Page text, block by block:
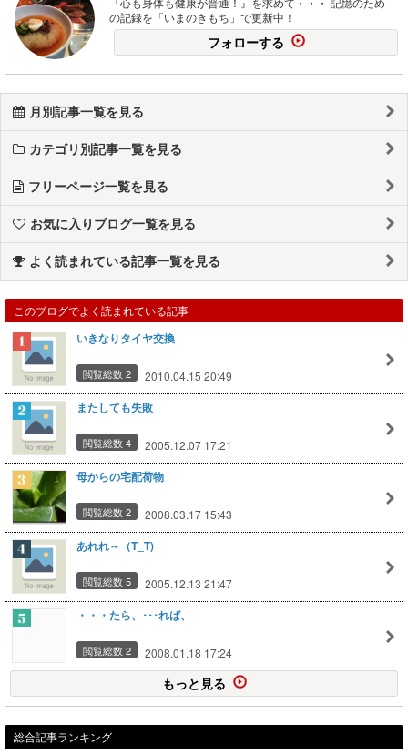
の記録を「いまのきもち」で更新中！
フォローする
月別記事一覧を見る
カテゴリ別記事一覧を見る
フリーページ一覧を見る
お気に入りブログ一覧を見る
よく読まれている記事一覧を見る
このブログでよく読まれている記事
いきなりタイヤ交換
閲覧総数 2 2010.04.15 20:49
またしても失敗
閲覧総数 4 2005.12.07 17:21
母からの宅配荷物
閲覧総数 2 2008.03.17 15:43
あれれ～（T_T)
閲覧総数 5 2005.12.13 21:47
・・・たら、･･･れば、
閲覧総数 2 2008.01.18 17:24
もっと見る
総合記事ランキング